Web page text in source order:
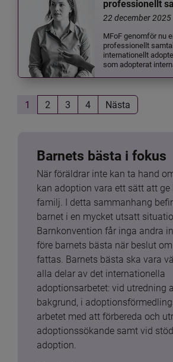
professionellt
22 december 2025
MFoF genomför nu
professionellt
internationellt
som adopterat
1 2 3 4 Nästa
Barnets bästa i fokus
När föräldrar inte kan ta hand
kan adoption vara ett sätt att ge
familj. I detta sammanhang
barnet i en mycket utsatt
Barnkonvention får inga andra
före barnets bästa när beslut
fattas. Barnets bästa ska vara
alla delar av det internationella
adoptionsarbetet: vid utredning
bakgrund, i
arbetet med att förbereda och
adoptionssökande samt vid
adoption.